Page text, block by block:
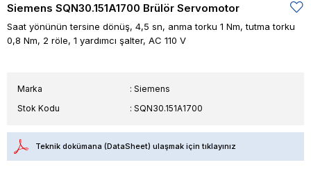
Siemens SQN30.151A1700 Brülör Servomotor
Saat yönünün tersine dönüş, 4,5 sn, anma torku 1 Nm, tutma torku
0,8 Nm, 2 röle, 1 yardımcı şalter, AC 110 V
Marka : Siemens
Stok Kodu
SQN30.151A1700
Teknik dokümana (DataSheet) ulaşmak için tıklayınız